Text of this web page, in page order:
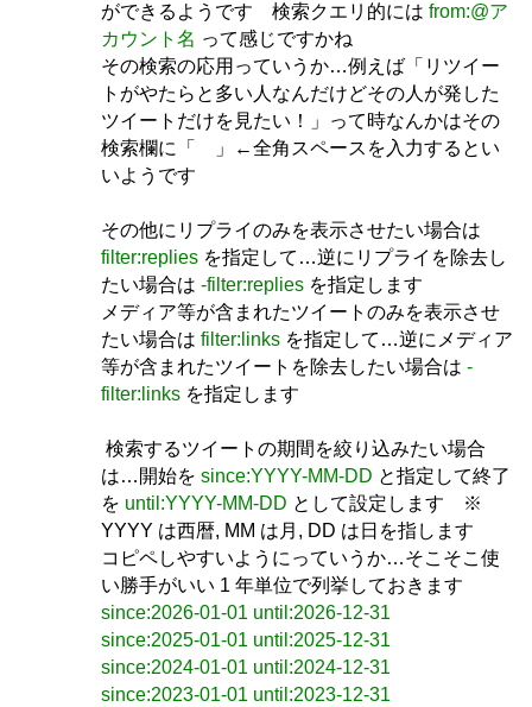
ができるようです 検索クエリ的には from:@ア
カウント名 って感じですかね
その検索の応用っていうか…例えば「リツイー
トがやたらと多い人なんだけどその人が発した
ツイートだけを見たい！」って時なんかはその
検索欄に「 」←全角スペースを入力するとい
いようです
その他にリプライのみを表示させたい場合は
filter:repliesを指定して…逆にリプライを除去し
たい場合は -filter:repliesを指定します
メディア等が含まれたツイートのみを表示させ
たい場合は filter:linksを指定して…逆にメディア
等が含まれたツイートを除去したい場合は -
filter:linksを指定します
検索するツイートの期間を絞り込みたい場合
は…開始を since:YYYY-MM-DD と指定して終了
を until:YYYY-MM-DD として設定します ※
YYYY は西暦, MM は月, DD は日を指します
コピペしやすいようにっていうか…そこそこ使
い勝手がいい 1 年単位で列挙しておきます
since:2026-01-01 until:2026-12-31
since:2025-01-01 until:2025-12-31
since:2024-01-01 until:2024-12-31
since:2023-01-01 until:2023-12-31